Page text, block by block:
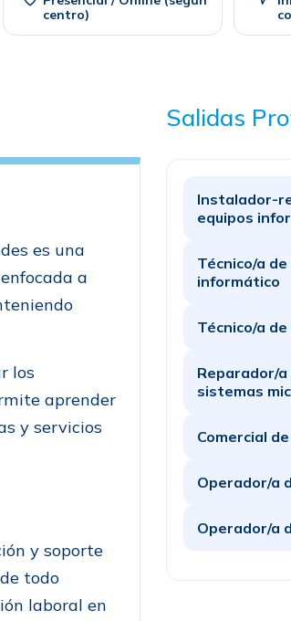
centro)
es una
a
los
aprender
y servicios
y soporte
todo
laboral en
Salidas
Instalador-
equipos
Técnico/a
informático
Técnico/a
Reparador/
sistemas
Comercial
Operador/a
Operador/a